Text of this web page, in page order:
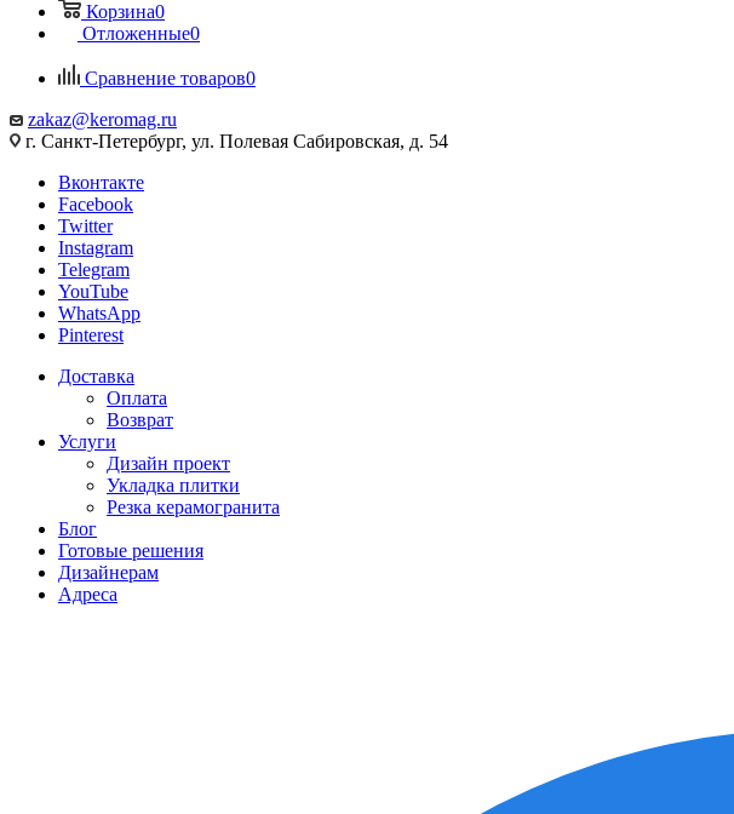
Корзина0
Отложенные0
Сравнение товаров0
zakaz@keromag.ru
г. Санкт-Петербург, ул. Полевая Сабировская, д. 54
Вконтакте
Facebook
Twitter
Instagram
Telegram
YouTube
WhatsApp
Pinterest
Доставка
Оплата
Возврат
Услуги
Дизайн проект
Укладка плитки
Резка керамогранита
Блог
Готовые решения
Дизайнерам
Адреса